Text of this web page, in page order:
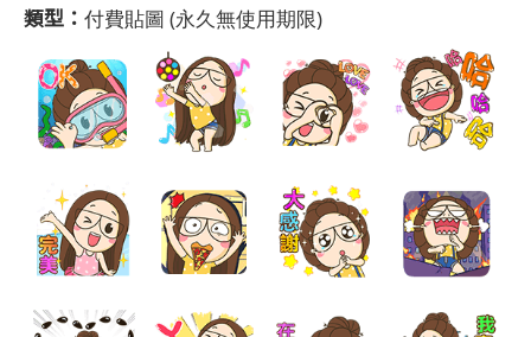
類型： 付費貼圖 (永久無使用期限)